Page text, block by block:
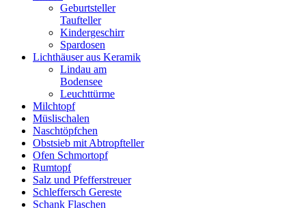
Geburtsteller
Taufteller
Kindergeschirr
Spardosen
Lichthäuser aus Keramik
Lindau am
Bodensee
Leuchttürme
Milchtopf
Müslischalen
Naschtöpfchen
Obstsieb mit Abtropfteller
Ofen Schmortopf
Rumtopf
Salz und Pfefferstreuer
Schleffersch Gereste
Schank Flaschen